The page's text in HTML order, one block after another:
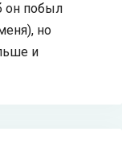
он побыл
но
и